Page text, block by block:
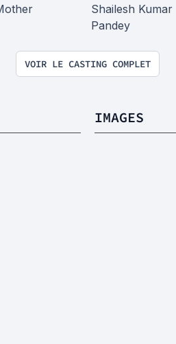
Shailesh Kumar
Pandey
VOIR LE CASTING COMPLET
IMAGES